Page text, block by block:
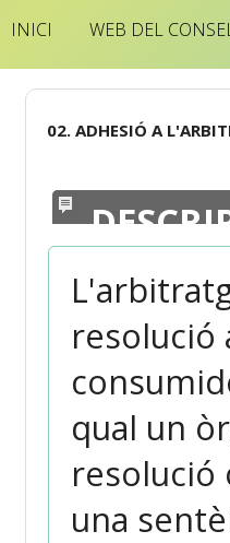
INICI WEB DEL
02. ADHESIÓ A
resolució
qual un
resolució
una